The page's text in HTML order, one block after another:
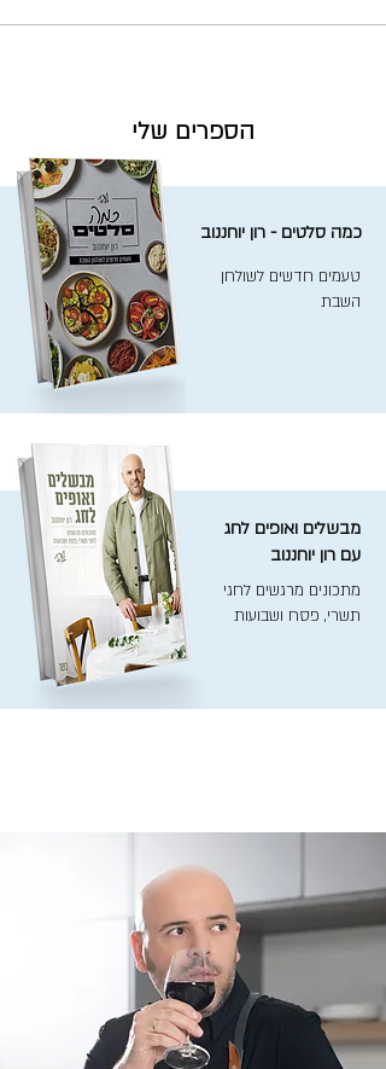
הספרים שלי
כמה סלטים - רון יוחננוב
טעמים חדשים לשולחן
השבת
מבשלים ואופים לחג
עם רון יוחננוב
מתכונים מרגשים לחגי
תשרי, פסח ושבועות